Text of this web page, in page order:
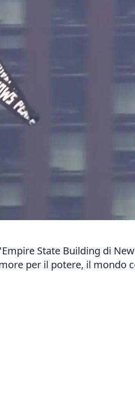
State Building di
per il potere, il mondo